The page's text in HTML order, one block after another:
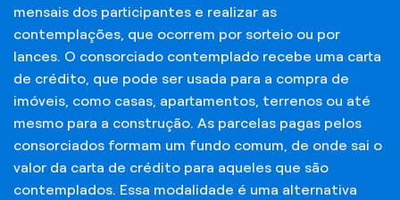
mensais dos participantes e realizar as
contemplações, que ocorrem por sorteio ou por
lances. O consorciado contemplado recebe uma carta
de crédito, que pode ser usada para a compra de
imóveis, como casas, apartamentos, terrenos ou até
mesmo para a construção. As parcelas pagas pelos
consorciados formam um fundo comum, de onde sai o
valor da carta de crédito para aqueles que são
contemplados. Essa modalidade é uma alternativa